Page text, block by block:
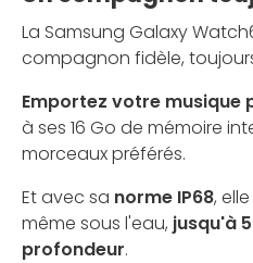
La Samsung Galaxy
compagnon fidèle,
Emportez votre musique
à ses 16 Go de mémoire
morceaux préférés.
Et avec sa norme IP68,
même sous l'eau, jusqu'à
profondeur.